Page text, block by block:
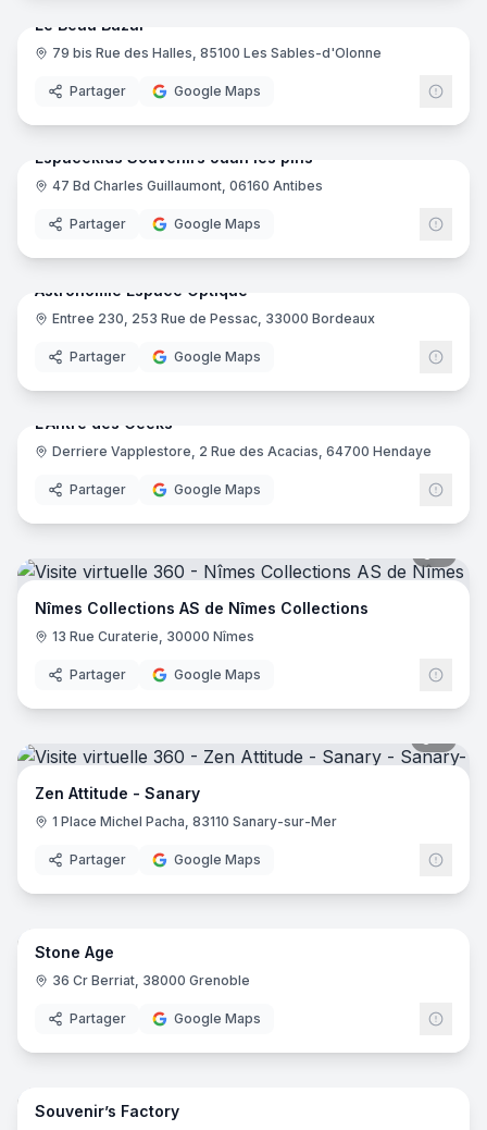
Ninon - Montélimar
Boutique Souvenirs- Châteauneuf-du-Pape
Les Volets Bleus- Goudargues
Au Bien Être- Rochemaure
Le Beau Bazar
79 bis Rue des Halles, 85100 Les Sables-d'Olonne
Partager Google Maps
16
Espacekids Souvenirs Juan les pins
47 Bd Charles Guillaumont, 06160 Antibes
Partager Google Maps
Astronomie Espace Optique
Entree 230, 253 Rue de Pessac, 33000 Bordeaux
Partager Google Maps
L'Antre des Geeks
Derriere Vapplestore, 2 Rue des Acacias, 64700 Hendaye
Partager Google Maps
Nîmes Collections AS de Nîmes Collections
13 Rue Curaterie, 30000 Nîmes
Partager Google Maps
Zen Attitude - Sanary
1 Place Michel Pacha, 83110 Sanary-sur-Mer
Partager Google Maps
7
Stone Age
36 Cr Berriat, 38000 Grenoble
Partager Google Maps
7
Souvenir’s Factory